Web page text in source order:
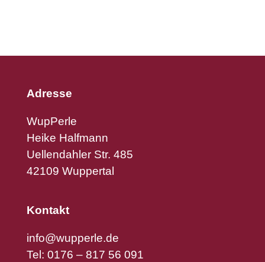
Adresse
WupPerle
Heike Halfmann
Uellendahler Str. 485
42109 Wuppertal
Kontakt
info@wupperle.de
Tel: 0176 – 817 56 091